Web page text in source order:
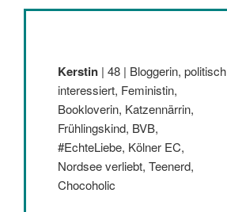
Kerstin | 48 | Bloggerin, politisch
interessiert, Feministin,
Bookloverin, Katzennärrin,
Frühlingskind, BVB,
#EchteLiebe, Kölner EC,
Nordsee verliebt, Teenerd,
Chocoholic